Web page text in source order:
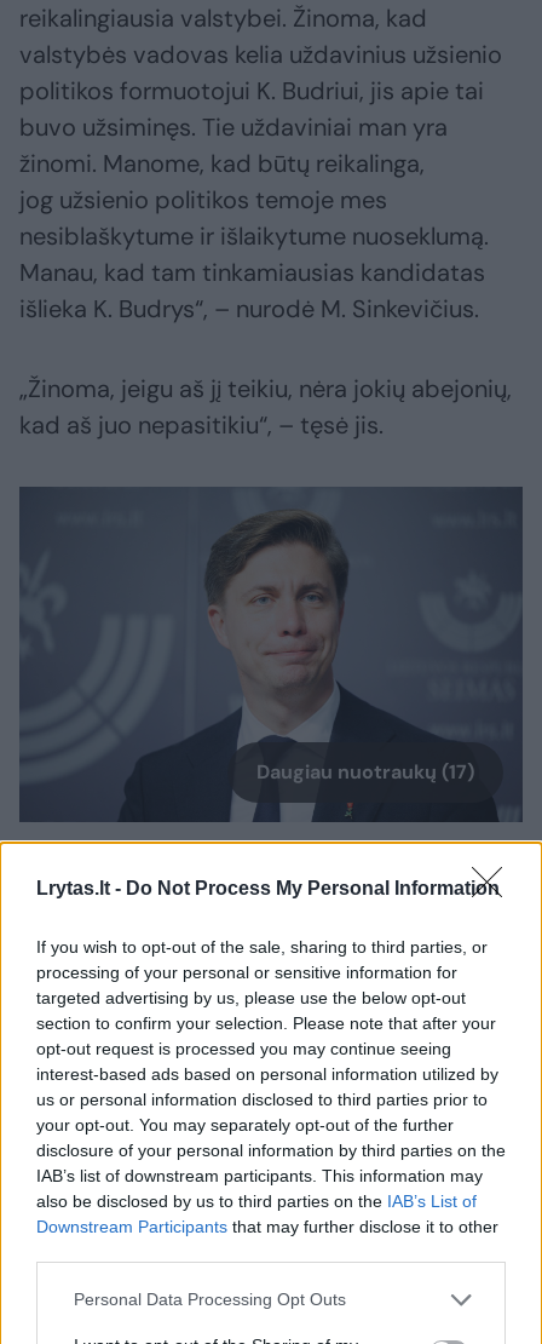
Lrytas.lt - Do Not Process My Personal Information
If you wish to opt-out of the sale, sharing to third parties, or
processing of your personal or sensitive information for
targeted advertising by us, please use the below opt-out
section to confirm your selection. Please note that after your
opt-out request is processed you may continue seeing
interest-based ads based on personal information utilized by
us or personal information disclosed to third parties prior to
your opt-out. You may separately opt-out of the further
disclosure of your personal information by third parties on the
IAB’s list of downstream participants. This information may
also be disclosed by us to third parties on the IAB’s List of
Downstream Participants that may further disclose it to other
Personal Data Processing Opt Outs
reikalingiausia valstybei. Žinoma, kad
valstybės vadovas kelia uždavinius užsienio
politikos formuotojui K. Budriui, jis apie tai
buvo užsiminęs. Tie uždaviniai man yra
žinomi. Manome, kad būtų reikalinga,
jog užsienio politikos temoje mes
nesiblaškytume ir išlaikytume nuoseklumą.
Manau, kad tam tinkamiausias kandidatas
išlieka K. Budrys“, – nurodė M. Sinkevičius.
„Žinoma, jeigu aš jį teikiu, nėra jokių abejonių,
kad aš juo nepasitikiu“, – tęsė jis.
Daugiau nuotraukų (17)
T. Bauro nuotr.
Ką trečiadienį vykusio susitikimo metu K.
Budrys tokio pasakė, kad įtikino M. Sinkevičių
teikti jo kandidatūrą? Ar ką nors pažadėjo?
Paskirtasis premjeras tikino, kad ne – jokių
atskirų pažadų nebuvo, ministras tiesiog
turės vykdyti Vyriausybės programą.
Daugiausiai priekaištų iš socialdemokratų
lyderio K. Budrys susilaukia dėl per mažų
pastangų siekiant normalizuoti santykius su
Kinija, kas yra įrašyta ir į Vyriausybės